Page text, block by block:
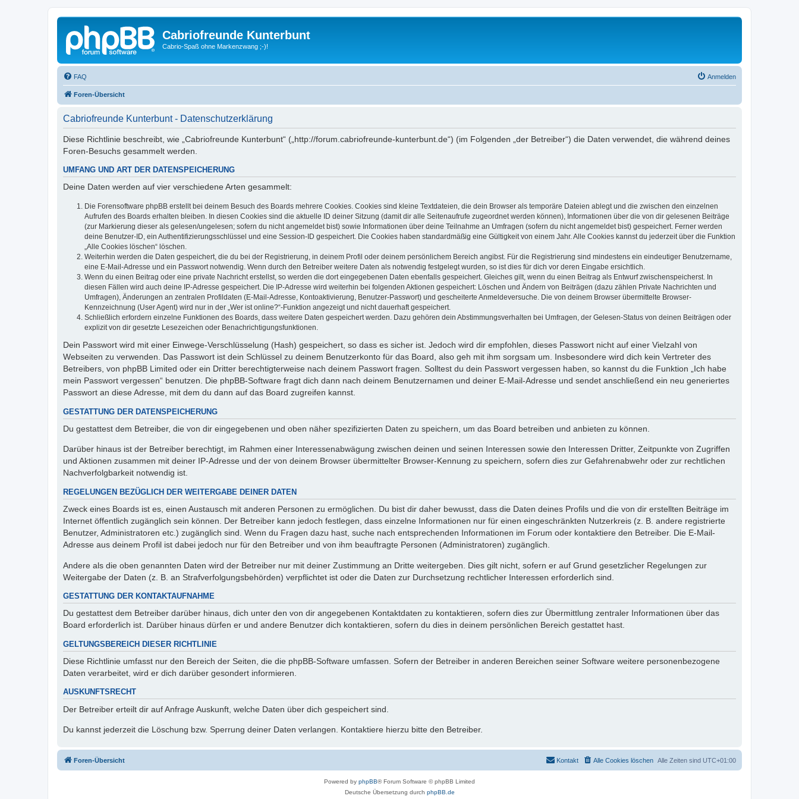
Cabriofreunde Kunterbunt
Cabrio-Spaß ohne Markenzwang ;-)!
FAQ Anmelden
Foren-Übersicht
Cabriofreunde Kunterbunt - Datenschutzerklärung
Diese Richtlinie beschreibt, wie „Cabriofreunde Kunterbunt“ („http://forum.cabriofreunde-kunterbunt.de“) (im Folgenden „der Betreiber“) die Daten verwendet, die während deines
Foren-Besuchs gesammelt werden.
UMFANG UND ART DER DATENSPEICHERUNG
Deine Daten werden auf vier verschiedene Arten gesammelt:
Die Forensoftware phpBB erstellt bei deinem Besuch des Boards mehrere Cookies. Cookies sind kleine Textdateien, die dein Browser als temporäre Dateien ablegt und die zwischen den einzelnen
Aufrufen des Boards erhalten bleiben. In diesen Cookies sind die aktuelle ID deiner Sitzung (damit dir alle Seitenaufrufe zugeordnet werden können), Informationen über die von dir gelesenen Beiträge
(zur Markierung dieser als gelesen/ungelesen; sofern du nicht angemeldet bist) sowie Informationen über deine Teilnahme an Umfragen (sofern du nicht angemeldet bist) gespeichert. Ferner werden
deine Benutzer-ID, ein Authentifizierungsschlüssel und eine Session-ID gespeichert. Die Cookies haben standardmäßig eine Gültigkeit von einem Jahr. Alle Cookies kannst du jederzeit über die Funktion
„Alle Cookies löschen“ löschen.
Weiterhin werden die Daten gespeichert, die du bei der Registrierung, in deinem Profil oder deinem persönlichem Bereich angibst. Für die Registrierung sind mindestens ein eindeutiger Benutzername,
eine E-Mail-Adresse und ein Passwort notwendig. Wenn durch den Betreiber weitere Daten als notwendig festgelegt wurden, so ist dies für dich vor deren Eingabe ersichtlich.
Wenn du einen Beitrag oder eine private Nachricht erstellst, so werden die dort eingegebenen Daten ebenfalls gespeichert. Gleiches gilt, wenn du einen Beitrag als Entwurf zwischenspeicherst. In
diesen Fällen wird auch deine IP-Adresse gespeichert. Die IP-Adresse wird weiterhin bei folgenden Aktionen gespeichert: Löschen und Ändern von Beiträgen (dazu zählen Private Nachrichten und
Umfragen), Änderungen an zentralen Profildaten (E-Mail-Adresse, Kontoaktivierung, Benutzer-Passwort) und gescheiterte Anmeldeversuche. Die von deinem Browser übermittelte Browser-
Kennzeichnung (User Agent) wird nur in der „Wer ist online?“-Funktion angezeigt und nicht dauerhaft gespeichert.
Schließlich erfordern einzelne Funktionen des Boards, dass weitere Daten gespeichert werden. Dazu gehören dein Abstimmungsverhalten bei Umfragen, der Gelesen-Status von deinen Beiträgen oder
explizit von dir gesetzte Lesezeichen oder Benachrichtigungsfunktionen.
Dein Passwort wird mit einer Einwege-Verschlüsselung (Hash) gespeichert, so dass es sicher ist. Jedoch wird dir empfohlen, dieses Passwort nicht auf einer Vielzahl von
Webseiten zu verwenden. Das Passwort ist dein Schlüssel zu deinem Benutzerkonto für das Board, also geh mit ihm sorgsam um. Insbesondere wird dich kein Vertreter des
Betreibers, von phpBB Limited oder ein Dritter berechtigterweise nach deinem Passwort fragen. Solltest du dein Passwort vergessen haben, so kannst du die Funktion „Ich habe
mein Passwort vergessen“ benutzen. Die phpBB-Software fragt dich dann nach deinem Benutzernamen und deiner E-Mail-Adresse und sendet anschließend ein neu generiertes
Passwort an diese Adresse, mit dem du dann auf das Board zugreifen kannst.
GESTATTUNG DER DATENSPEICHERUNG
Du gestattest dem Betreiber, die von dir eingegebenen und oben näher spezifizierten Daten zu speichern, um das Board betreiben und anbieten zu können.
Darüber hinaus ist der Betreiber berechtigt, im Rahmen einer Interessenabwägung zwischen deinen und seinen Interessen sowie den Interessen Dritter, Zeitpunkte von Zugriffen
und Aktionen zusammen mit deiner IP-Adresse und der von deinem Browser übermittelter Browser-Kennung zu speichern, sofern dies zur Gefahrenabwehr oder zur rechtlichen
Nachverfolgbarkeit notwendig ist.
REGELUNGEN BEZÜGLICH DER WEITERGABE DEINER DATEN
Zweck eines Boards ist es, einen Austausch mit anderen Personen zu ermöglichen. Du bist dir daher bewusst, dass die Daten deines Profils und die von dir erstellten Beiträge im
Internet öffentlich zugänglich sein können. Der Betreiber kann jedoch festlegen, dass einzelne Informationen nur für einen eingeschränkten Nutzerkreis (z. B. andere registrierte
Benutzer, Administratoren etc.) zugänglich sind. Wenn du Fragen dazu hast, suche nach entsprechenden Informationen im Forum oder kontaktiere den Betreiber. Die E-Mail-
Adresse aus deinem Profil ist dabei jedoch nur für den Betreiber und von ihm beauftragte Personen (Administratoren) zugänglich.
Andere als die oben genannten Daten wird der Betreiber nur mit deiner Zustimmung an Dritte weitergeben. Dies gilt nicht, sofern er auf Grund gesetzlicher Regelungen zur
Weitergabe der Daten (z. B. an Strafverfolgungsbehörden) verpflichtet ist oder die Daten zur Durchsetzung rechtlicher Interessen erforderlich sind.
GESTATTUNG DER KONTAKTAUFNAHME
Du gestattest dem Betreiber darüber hinaus, dich unter den von dir angegebenen Kontaktdaten zu kontaktieren, sofern dies zur Übermittlung zentraler Informationen über das
Board erforderlich ist. Darüber hinaus dürfen er und andere Benutzer dich kontaktieren, sofern du dies in deinem persönlichen Bereich gestattet hast.
GELTUNGSBEREICH DIESER RICHTLINIE
Diese Richtlinie umfasst nur den Bereich der Seiten, die die phpBB-Software umfassen. Sofern der Betreiber in anderen Bereichen seiner Software weitere personenbezogene
Daten verarbeitet, wird er dich darüber gesondert informieren.
AUSKUNFTSRECHT
Der Betreiber erteilt dir auf Anfrage Auskunft, welche Daten über dich gespeichert sind.
Du kannst jederzeit die Löschung bzw. Sperrung deiner Daten verlangen. Kontaktiere hierzu bitte den Betreiber.
Foren-Übersicht Alle Zeiten sind UTC+01:00
Alle Cookies löschen
Kontakt
Powered by phpBB® Forum Software © phpBB Limited
Deutsche Übersetzung durch phpBB.de